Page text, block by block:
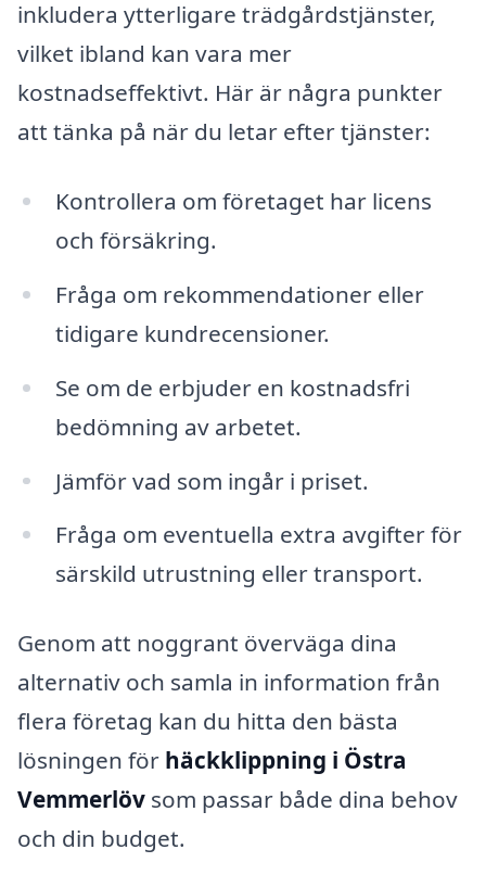
inkludera ytterligare trädgårdstjänster,
vilket ibland kan vara mer
kostnadseffektivt. Här är några punkter
att tänka på när du letar efter tjänster:
Kontrollera om företaget har licens
och försäkring.
Fråga om rekommendationer eller
tidigare kundrecensioner.
Se om de erbjuder en kostnadsfri
bedömning av arbetet.
Jämför vad som ingår i priset.
Fråga om eventuella extra avgifter för
särskild utrustning eller transport.
Genom att noggrant överväga dina
alternativ och samla in information från
flera företag kan du hitta den bästa
lösningen för häckklippning i Östra
Vemmerlöv som passar både dina behov
och din budget.